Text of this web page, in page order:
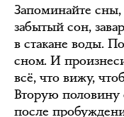
Запоминайте
забытый сон,
в стакане воды.
сном. И
всё, что вижу,
Вторую половину
после